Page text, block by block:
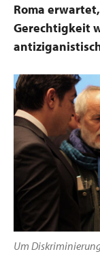
Roma
Gerechtigkeit
Um